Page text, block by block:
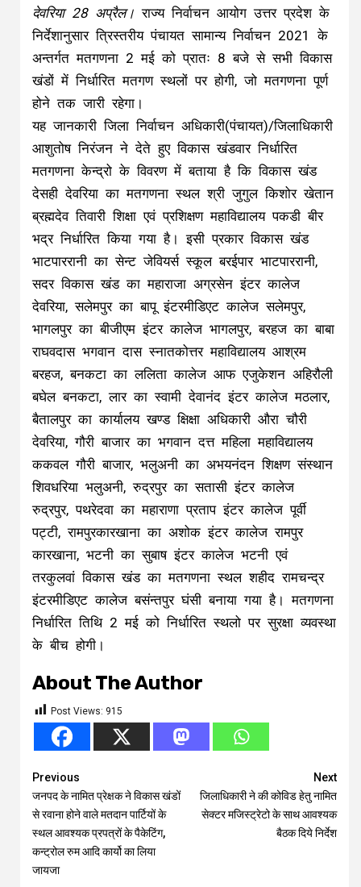
देवरिया 28 अप्रैल। राज्य निर्वाचन आयोग उत्तर प्रदेश के
निर्देशानुसार त्रिस्तरीय पंचायत सामान्य निर्वाचन 2021 के
अन्तर्गत मतगणना 2 मई को प्रातः 8 बजे से सभी विकास
खंडों में निर्धारित मतगण स्थलों पर होगी, जो मतगणना पूर्ण
होने तक जारी रहेगा।
यह जानकारी जिला निर्वाचन अधिकारी(पंचायत)/जिलाधिकारी
आशुतोष निरंजन ने देते हुए विकास खंडवार निर्धारित
मतगणना केन्द्रो के विवरण में बताया है कि विकास खंड
देसही देवरिया का मतगणना स्थल श्री जुगुल किशोर खेतान
ब्रह्मदेव तिवारी शिक्षा एवं प्रशिक्षण महाविद्यालय पकडी बीर
भद्र निर्धारित किया गया है। इसी प्रकार विकास खंड
भाटपाररानी का सेन्ट जेवियर्स स्कूल बरईपार भाटपाररानी,
सदर विकास खंड का महाराजा अग्रसेन इंटर कालेज
देवरिया, सलेमपुर का बापू इंटरमीडिएट कालेज सलेमपुर,
भागलपुर का बीजीएम इंटर कालेज भागलपुर, बरहज का बाबा
राघवदास भगवान दास स्नातकोत्तर महाविद्यालय आश्रम
बरहज, बनकटा का ललिता कालेज आफ एजुकेशन अहिरौली
बघेल बनकटा, लार का स्वामी देवानंद इंटर कालेज मठलार,
बैतालपुर का कार्यालय खण्ड क्षिक्षा अधिकारी औरा चौरी
देवरिया, गौरी बाजार का भगवान दत्त महिला महाविद्यालय
ककवल गौरी बाजार, भलुअनी का अभयनंदन शिक्षण संस्थान
शिवधरिया भलुअनी, रुद्रपुर का सतासी इंटर कालेज
रुद्रपुर, पथरेदवा का महाराणा प्रताप इंटर कालेज पूर्वी
पट्टी, रामपुरकारखाना का अशोक इंटर कालेज रामपुर
कारखाना, भटनी का सुबाष इंटर कालेज भटनी एवं
तरकुलवां विकास खंड का मतगणना स्थल शहीद रामचन्द्र
इंटरमीडिएट कालेज बसंन्तपुर घंसी बनाया गया है। मतगणना
निर्धारित तिथि 2 मई को निर्धारित स्थलो पर सुरक्षा व्यवस्था
के बीच होगी।
About The Author
Post Views: 915
Continue
Reading
Previous
जनपद के नामित प्रेक्षक ने विकास खंडों
से रवाना होने वाले मतदान पार्टियों के
स्थल आवश्यक प्रपत्रों के पैकेटिंग,
कन्ट्रोल रुम आदि कार्यो का लिया
जायजा
Next
जिलाधिकारी ने की कोविड हेतु नामित
सेक्टर मजिस्ट्रेटो के साथ आवश्यक
बैठक दिये निर्देश